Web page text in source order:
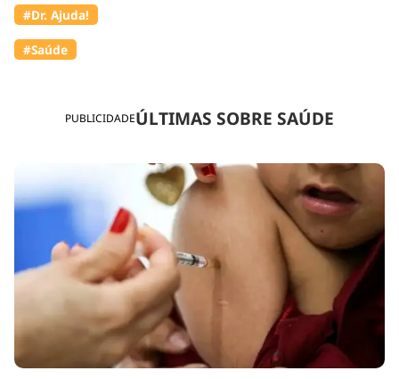
PUBLICIDADEÚLTIMAS SOBRE SAÚDE
#Dr. Ajuda!
#Saúde